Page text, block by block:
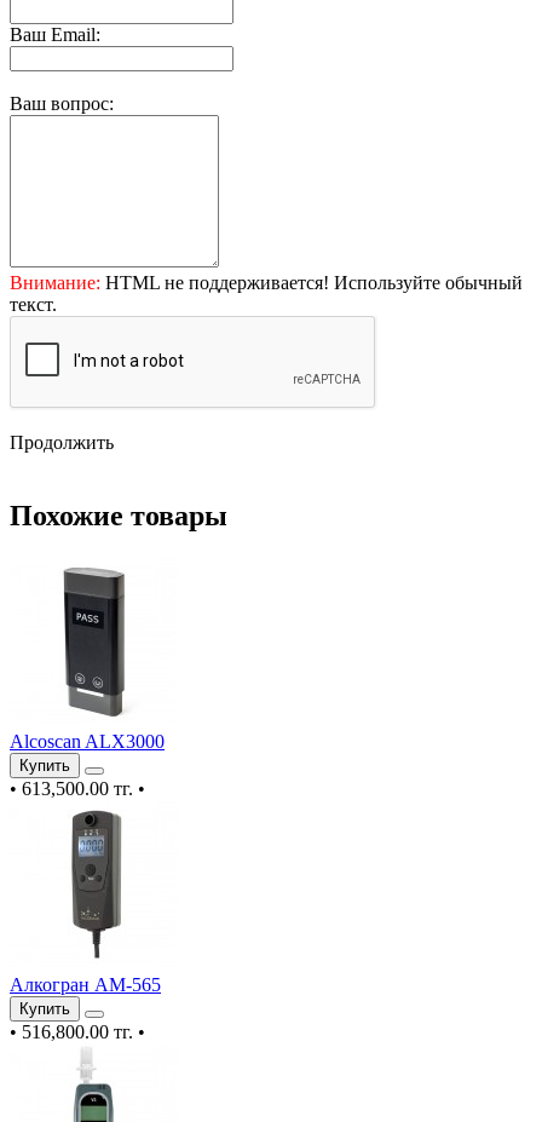
Ваш Email:
Ваш вопрос:
Внимание: HTML не поддерживается! Используйте обычный
текст.
Продолжить
Похожие товары
Alcoscan ALX3000
Купить
• 613,500.00 тг. •
Алкогран АМ-565
Купить
• 516,800.00 тг. •